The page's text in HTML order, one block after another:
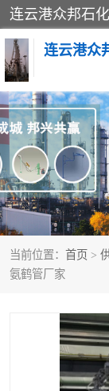
连云港众
当前位置： 首页 >
氨鹤管厂家
鹤管
底部装卸鹤管
液氨鹤管
鹤管配件
撬装系统设备